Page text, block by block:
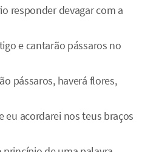
responder devagar com a
e cantarão pássaros no
pássaros, haverá flores,
eu acordarei nos teus braços